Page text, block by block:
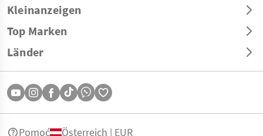
Kleinanzeigen
Top Marken
Länder
Pomoć Österreich | EUR